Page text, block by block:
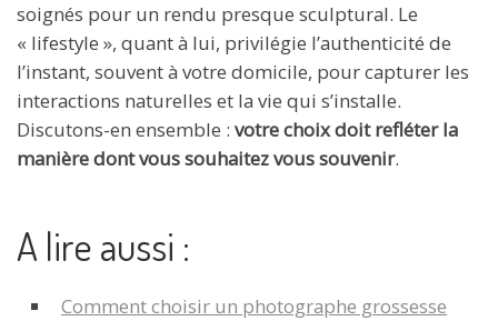
soignés pour un rendu presque sculptural. Le
« lifestyle », quant à lui, privilégie l’authenticité de
l’instant, souvent à votre domicile, pour capturer les
interactions naturelles et la vie qui s’installe.
Discutons-en ensemble : votre choix doit refléter la
manière dont vous souhaitez vous souvenir.
A lire aussi :
Comment choisir un photographe grossesse